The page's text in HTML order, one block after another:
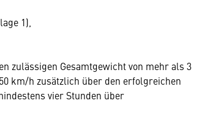
1),
zulässigen Gesamtgewicht von mehr als 3
km/h zusätzlich über den erfolgreichen
vier Stunden über